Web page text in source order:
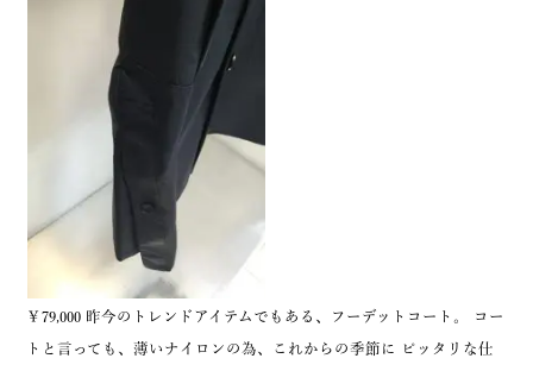
￥79,000 昨今のトレンドアイテムでもある、フーデットコート。 コー
トと言っても、薄いナイロンの為、これからの季節に ピッタリな仕